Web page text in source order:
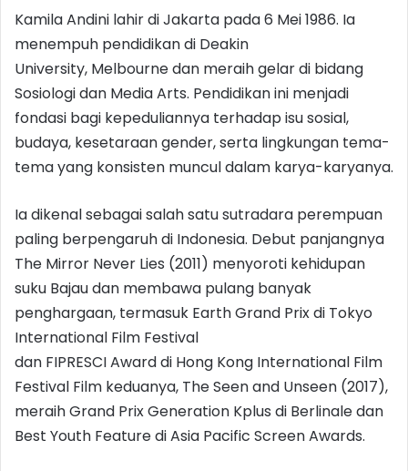
Kamila Andini lahir di Jakarta pada 6 Mei 1986. Ia
menempuh pendidikan di Deakin
University, Melbourne dan meraih gelar di bidang
Sosiologi dan Media Arts. Pendidikan ini menjadi
fondasi bagi kepeduliannya terhadap isu sosial,
budaya, kesetaraan gender, serta lingkungan tema-
tema yang konsisten muncul dalam karya-karyanya.
Ia dikenal sebagai salah satu sutradara perempuan
paling berpengaruh di Indonesia. Debut panjangnya
The Mirror Never Lies (2011) menyoroti kehidupan
suku Bajau dan membawa pulang banyak
penghargaan, termasuk Earth Grand Prix di Tokyo
International Film Festival
dan FIPRESCI Award di Hong Kong International Film
Festival Film keduanya, The Seen and Unseen (2017),
meraih Grand Prix Generation Kplus di Berlinale dan
Best Youth Feature di Asia Pacific Screen Awards.